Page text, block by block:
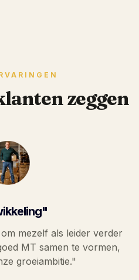
zeggen
mezelf als leider verder
MT samen te vormen,
groeiambitie."